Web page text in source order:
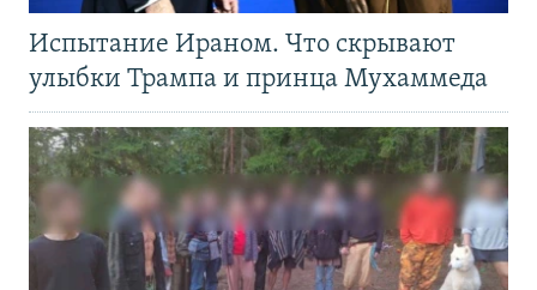
Испытание Ираном. Что скрывают
улыбки Трампа и принца Мухаммеда